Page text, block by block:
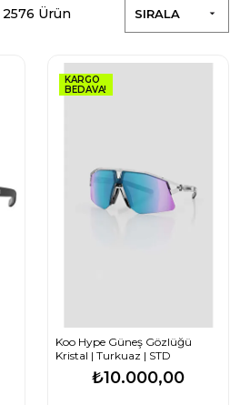
SIRALA
2576 Ürün
KARGO
BEDAVA!
Koo Hype Güneş Gözlüğü
Kristal | Turkuaz | STD
₺10.000,00